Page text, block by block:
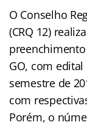
O Conselho
(CRQ 12)
preenchimento
GO, com
semestre de
com
Porém, o